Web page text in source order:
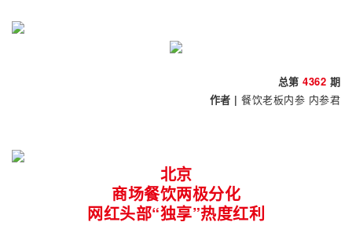
总第 4362 期
作者 | 餐饮老板内参 内参君
北京
商场餐饮两极分化
网红头部“独享”热度红利